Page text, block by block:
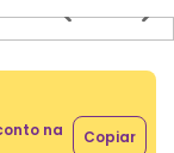
na
Copiar